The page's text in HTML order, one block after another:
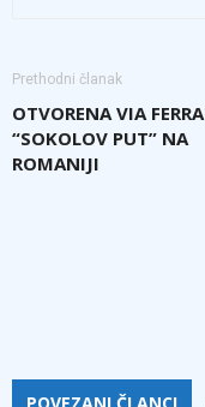
Prethodni članak
OTVORENA VIA
“SOKOLOV PUT” NA
ROMANIJI